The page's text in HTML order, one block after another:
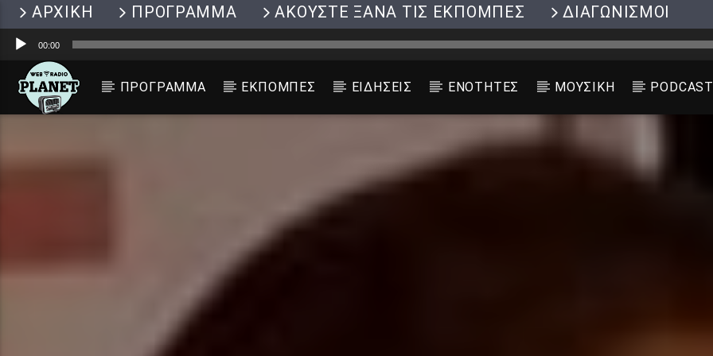
ΑΡΧΙΚΗ ΠΡΟΓΡΑΜΜΑ ΑΚΟΥΣΤΕ ΞΑΝΑ ΤΙΣ ΕΚΠΟΜΠΕΣ ΔΙΑΓΩΝΙΣΜΟΙ
Πρόγραμμα
Ήχου
00:00
ΠΡΟΓΡΑΜΜΑ ΕΚΠΟΜΠΕΣ ΕΙΔΗΣΕΙΣ ΕΝΟΤΗΤΕΣ ΜΟΥΣΙΚΗ